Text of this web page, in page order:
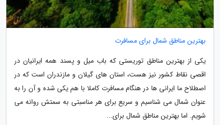
بهترین مناطق شمال برای مسافرت
یکی از بهترین مناطق توریستی که باب میل و پسند همه ایرانیان در
اقصی نقاط کشور نیز هست، استان های گیلان و مازندران است که در
اصطلاح ما ایرانی ها در هنگام مسافرت کاملا با هم یکی شده و آن را به
عنوان شمال می شناسیم و سریع برای هر مناسبتی به سمتش روانه می
شویم. اما بهترین مناطق شمال برای...